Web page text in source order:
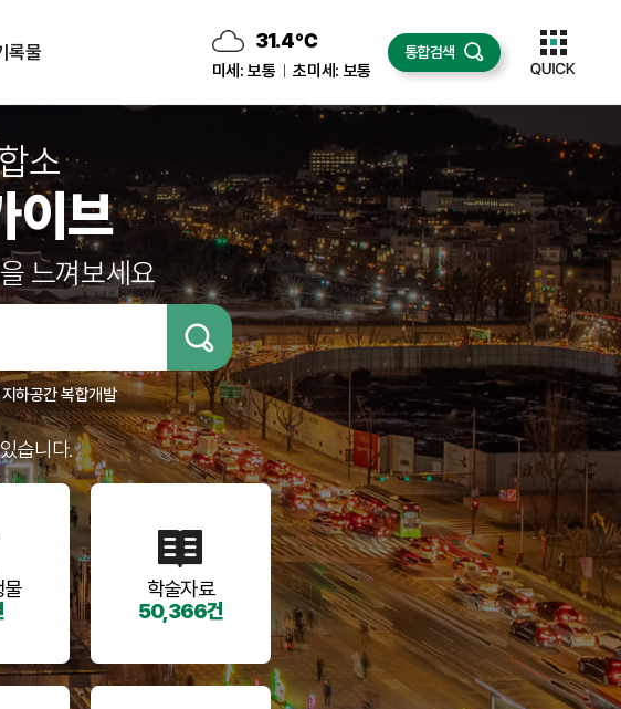
록물 31.4℃
구름많음
미세: 보통 초미세: 보통
통합검색
소
이브
느껴보세요
하공간 복합개발
습니다.
물
학술자료
50,366건